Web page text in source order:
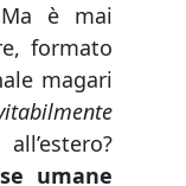
è mai
formato
magari
umane